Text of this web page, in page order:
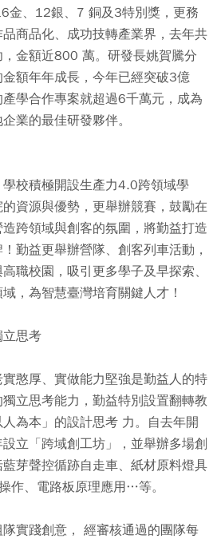
金、12銀、7 銅及3特別獎，更務
商品化、成功技轉產業界，去年共
金額近800 萬。研發長姚賀騰分
額年年成長，今年已經突破3億
學合作專案就超過6千萬元，成為
業的最佳研發夥伴。
校積極開設生產力4.0跨領域學
資源與優勢，更舉辦競賽，鼓勵在
跨領域與創客的氛圍，將勤益打造
勤益更舉辦營隊、創客列車活動，
職校園，吸引更多學子及早探索、
，為智慧臺灣培育關鍵人才！
思考
憨厚、實做能力堅強是勤益人的特
立思考能力，勤益特別設置翻轉教
為本」的設計思考 力。自去年開
立「跨域創工坊」，並舉辦多場創
芽聲控循跡自走車、紙材原料燈具
作、電路板原理應用…等。
實踐創意， 經審核通過的團隊每